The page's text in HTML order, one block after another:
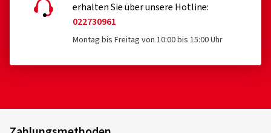
erhalten Sie über unsere Hotline:
022730961
Montag bis Freitag von 10:00 bis 15:00 Uhr